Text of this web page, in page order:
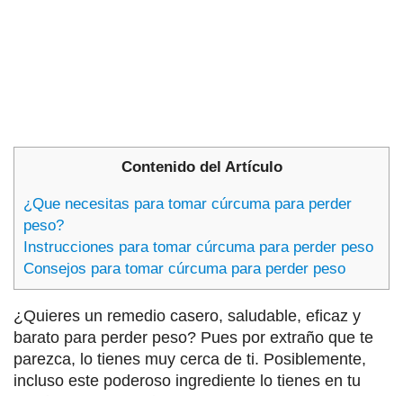
Contenido del Artículo
¿Que necesitas para tomar cúrcuma para perder
peso?
Instrucciones para tomar cúrcuma para perder peso
Consejos para tomar cúrcuma para perder peso
¿Quieres un remedio casero, saludable, eficaz y
barato para perder peso? Pues por extraño que te
parezca, lo tienes muy cerca de ti. Posiblemente,
incluso este poderoso ingrediente lo tienes en tu